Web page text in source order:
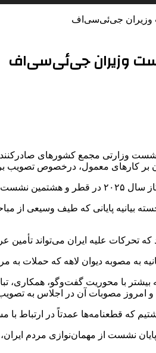
وزارتی مجمع کشورهای
کارهای معمول، درخصوص تصویب
می‌شود.
بیانیه پایانی که طیف
که تحرکات علیه ایران می‌تواند
به مصوبه دیوان لاهه که
با محوریت گفت‌وگو، همکاری،
امروز مصوبات آن در اجلاس به
که قطعنامه‌ها عمدتاً در ارتباط با
نشست از مهمان‌نوازی مردم